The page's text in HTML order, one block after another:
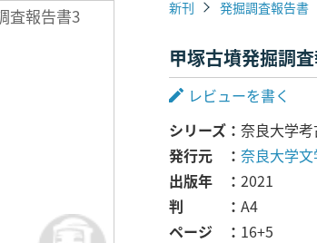
査報告書3 新刊 発掘調査報告書
甲塚古墳発掘調
レビューを書く
シリーズ
奈良大学
発行元
奈良大学
出版年
2021
判
A4
ページ
16+5